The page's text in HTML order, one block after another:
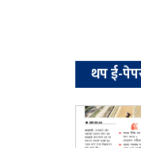
थप ई-